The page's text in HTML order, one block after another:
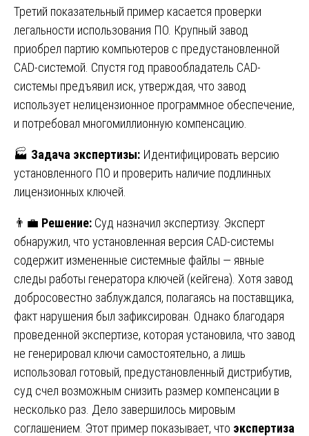
Третий показательный пример касается проверки
легальности использования ПО. Крупный завод
приобрел партию компьютеров с предустановленной
CAD-системой. Спустя год правообладатель CAD-
системы предъявил иск, утверждая, что завод
использует нелицензионное программное обеспечение,
и потребовал многомиллионную компенсацию.
🏭 Задача экспертизы: Идентифицировать версию
установленного ПО и проверить наличие подлинных
лицензионных ключей.
👨💼 Решение: Суд назначил экспертизу. Эксперт
обнаружил, что установленная версия CAD-системы
содержит измененные системные файлы — явные
следы работы генератора ключей (кейгена). Хотя завод
добросовестно заблуждался, полагаясь на поставщика,
факт нарушения был зафиксирован. Однако благодаря
проведенной экспертизе, которая установила, что завод
не генерировал ключи самостоятельно, а лишь
использовал готовый, предустановленный дистрибутив,
суд счел возможным снизить размер компенсации в
несколько раз. Дело завершилось мировым
соглашением. Этот пример показывает, что экспертиза